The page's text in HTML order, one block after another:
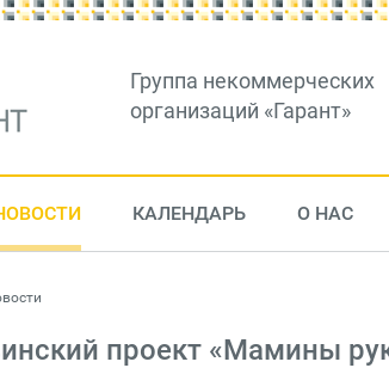
Группа некоммерческих
организаций «Гарант»
КАЛЕНДАРЬ О НАС
проект «Мамины